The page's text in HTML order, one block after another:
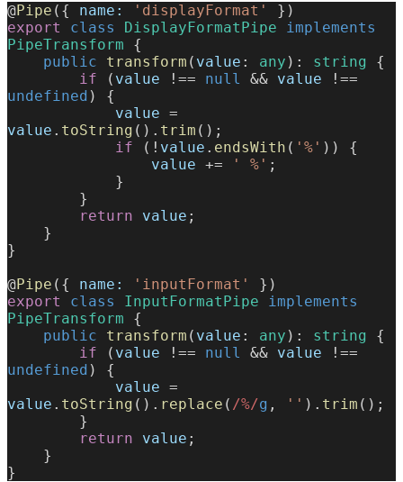
@Pipe ({ name: 'displayFormat'
})
export
class DisplayFormatPipe implements
PipeTransform {
    public
transform ( value : any ): string {
        if
( value !== null && value
undefined ) {
            value
value . toString (). trim ();
            if
(! value . endsWith ( '%' )) {
                value
+= ' %' ;
            }
        }
        return
value ;
    }
}
@Pipe ({ name: 'inputFormat'
})
export
class InputFormatPipe implements
PipeTransform {
    public
transform ( value : any ): string {
        if
( value !== null && value
undefined ) {
            value
value . toString (). replace ( /%/g , '' ). trim ();
        }
        return
value ;
    }
}